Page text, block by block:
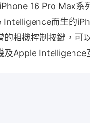
16 Pro Max系
Intelligence而生的
的相機控制按鍵，可
及Apple Intelligence